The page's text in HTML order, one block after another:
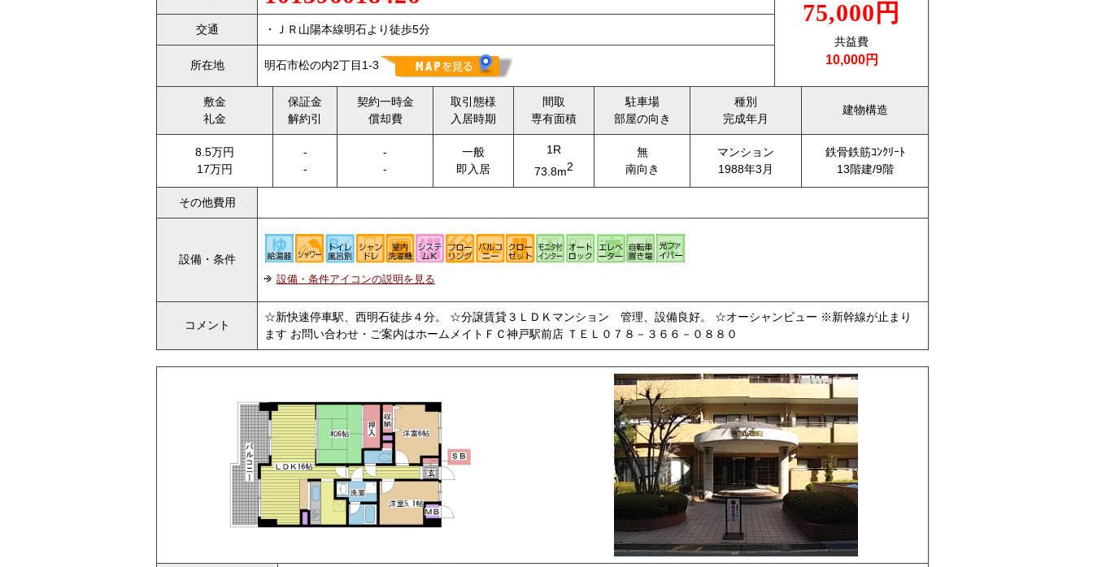
75,000円
共益費
10,000円
交通 ・ＪＲ山陽本線明石より徒歩5分
所在地 明石市松の内2丁目1-3
敷金
礼金
保証金
解約引
契約一時金
償却費
取引態様
入居時期
間取
専有面積
駐車場
部屋の向き
種別
完成年月
建物構造
8.5万円
17万円
-
-
-
-
一般
即入居
1R
73.8m2
無
南向き
マンション
1988年3月
鉄骨鉄筋ｺﾝｸﾘｰﾄ
13階建/9階
その他費用
設備・条件
設備・条件アイコンの説明を見る
コメント
☆新快速停車駅、西明石徒歩４分。 ☆分譲賃貸３ＬＤＫマンション 管理、設備良好。 ☆オーシャンビュー ※新幹線が止まり
ます お問い合わせ・ご案内はホームメイトＦＣ神戸駅前店 ＴＥＬ０７８－３６６－０８８０